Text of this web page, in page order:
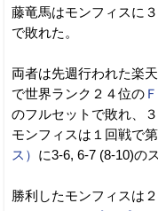
藤竜馬はモンフィスに
で敗れた。
両者は先週行われた楽
で世界ランク２４位の
のフルセットで敗れ、
モンフィスは１回戦で
ス） に3-6, 6-7 (8-10)の
勝利したモンフィスは